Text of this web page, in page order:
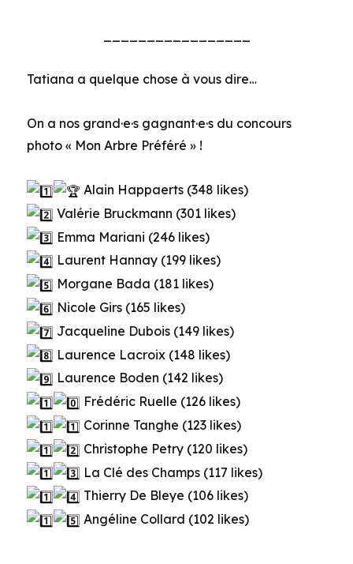
Tatiana a quelque chose à vous dire…
On a nos grand·e·s gagnant·e·s du concours
photo « Mon Arbre Préféré » !
Alain Happaerts (348 likes)
Valérie Bruckmann (301 likes)
Emma Mariani (246 likes)
Laurent Hannay (199 likes)
Morgane Bada (181 likes)
Nicole Girs (165 likes)
Jacqueline Dubois (149 likes)
Laurence Lacroix (148 likes)
Laurence Boden (142 likes)
Frédéric Ruelle (126 likes)
Corinne Tanghe (123 likes)
Christophe Petry (120 likes)
La Clé des Champs (117 likes)
Thierry De Bleye (106 likes)
Angéline Collard (102 likes)